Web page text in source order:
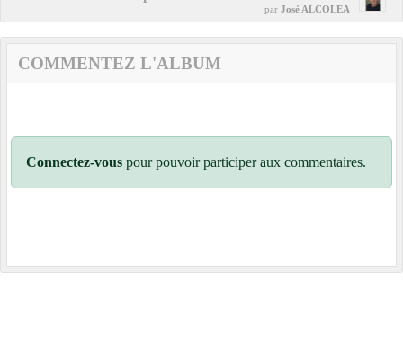
par José ALCOLEA
COMMENTEZ L'ALBUM
Connectez-vous pour pouvoir participer aux commentaires.